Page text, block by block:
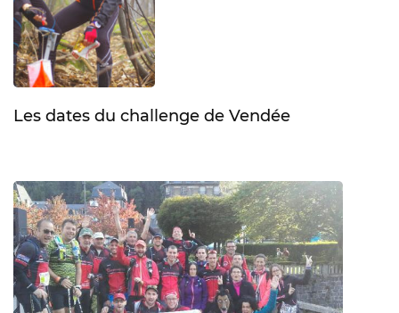
Les dates du challenge de Vendée